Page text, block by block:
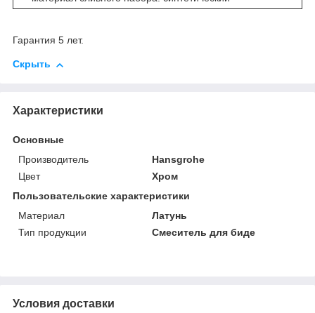
Гарантия 5 лет.
Скрыть
Характеристики
Основные
Производитель
Hansgrohe
Цвет
Хром
Пользовательские характеристики
Материал
Латунь
Тип продукции
Смеситель для биде
Условия доставки